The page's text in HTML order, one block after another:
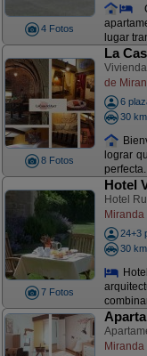
4 Fotos
lugar
8 Fotos
La
de
6
30
lograr
7 Fotos
Hotel
Hotel
Miranda
24+3
30
Miranda